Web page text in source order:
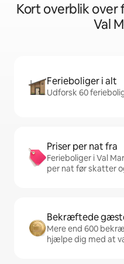
Kort overblik over
Val
Ferieboliger i alt
Udforsk 60
Priser per nat fra
Ferieboliger i Val
per nat før skatter
Bekræftede
Mere end 600
hjælpe dig med at